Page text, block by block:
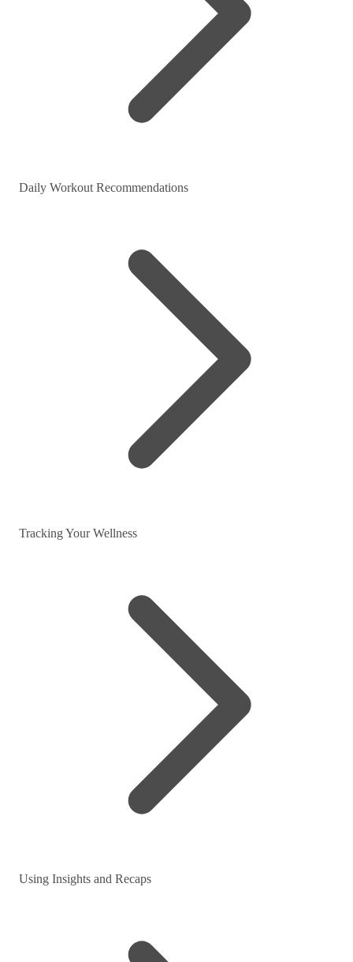
Daily Workout Recommendations
Tracking Your Wellness
Using Insights and Recaps